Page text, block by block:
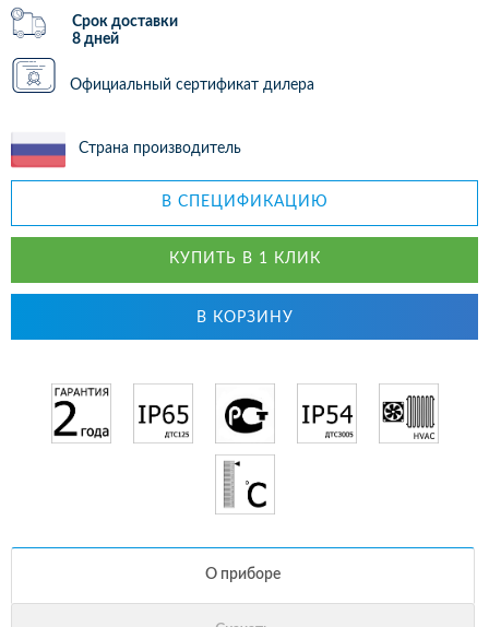
Срок доставки
8 дней
Официальный сертификат дилера
Страна производитель
В СПЕЦИФИКАЦИЮ
КУПИТЬ В 1 КЛИК
В КОРЗИНУ